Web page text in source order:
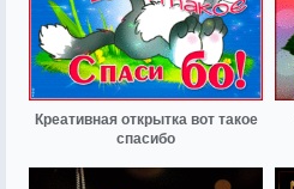
Креативная открытка вот такое
спасибо